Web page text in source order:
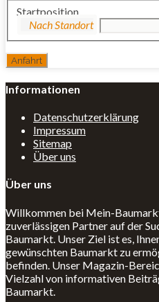
Startposition
Informationen
Datenschutzerklärung
Impressum
Sitemap
Über uns
Über uns
Willkommen bei Mein-
zuverlässigen Partner auf der
Baumarkt. Unser Ziel ist es,
gewünschten Baumarkt zu
befinden. Unser Magazin-
Vielzahl von informativen
Baumarkt.